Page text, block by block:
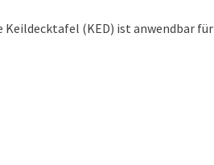
Keildecktafel (KED) ist anwendbar für